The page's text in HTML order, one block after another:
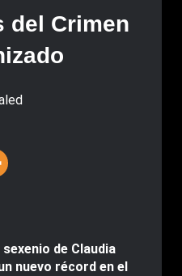
del Crimen
de Claudia
nuevo récord en el